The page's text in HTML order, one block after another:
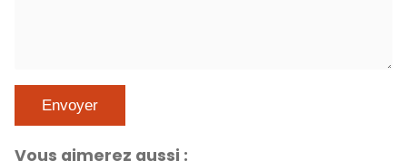
Vous aimerez aussi :